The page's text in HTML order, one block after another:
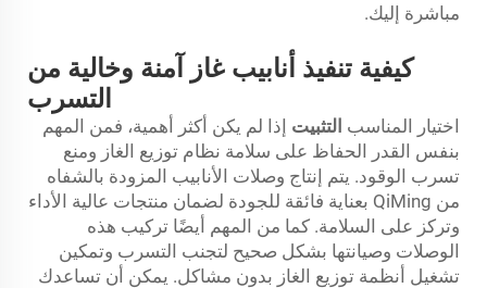
مباشرة إليك.
كيفية تنفيذ أنابيب غاز آمنة وخالية من
التسرب
اختيار المناسب التثبيت إذا لم يكن أكثر أهمية، فمن المهم
بنفس القدر الحفاظ على سلامة نظام توزيع الغاز ومنع
تسرب الوقود. يتم إنتاج وصلات الأنابيب المزودة بالشفاه
من QiMing بعناية فائقة للجودة لضمان منتجات عالية الأداء
وتركز على السلامة. كما من المهم أيضًا تركيب هذه
الوصلات وصيانتها بشكل صحيح لتجنب التسرب وتمكين
تشغيل أنظمة توزيع الغاز بدون مشاكل. يمكن أن تساعدك